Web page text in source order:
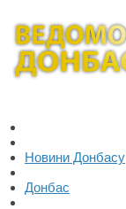
Новини Донбасу
Донбас